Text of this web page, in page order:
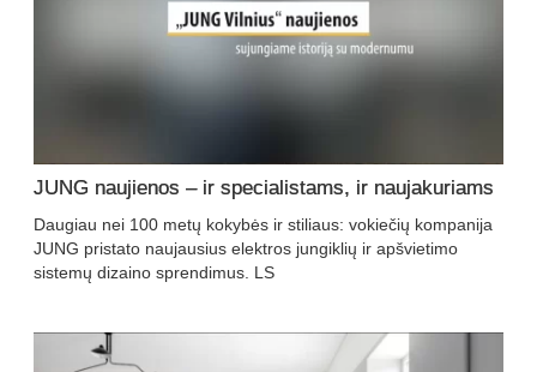
JUNG naujienos – ir specialistams, ir naujakuriams
Daugiau nei 100 metų kokybės ir stiliaus: vokiečių kompanija
JUNG pristato naujausius elektros jungiklių ir apšvietimo
sistemų dizaino sprendimus. LS